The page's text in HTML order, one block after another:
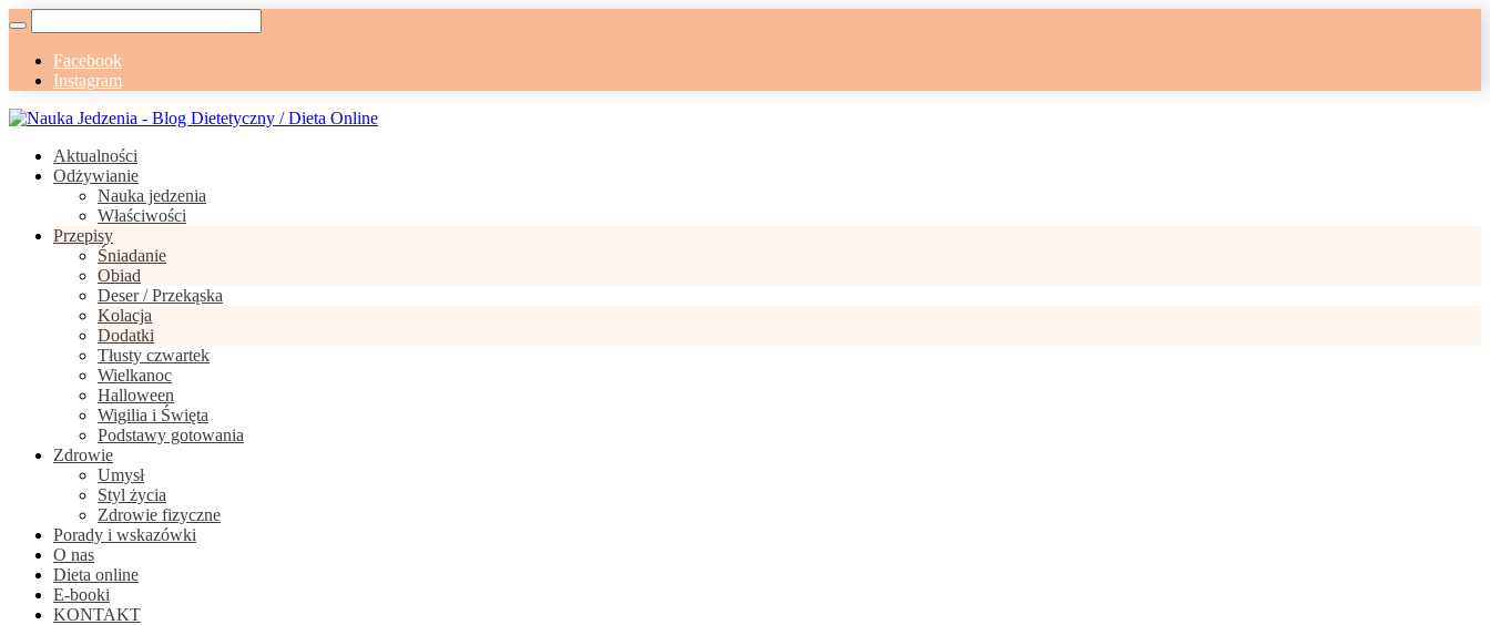
Facebook
Instagram
Aktualności
Odżywianie
Nauka jedzenia
Właściwości
Przepisy
Śniadanie
Obiad
Deser / Przekąska
Kolacja
Dodatki
Tłusty czwartek
Wielkanoc
Halloween
Wigilia i Święta
Podstawy gotowania
Zdrowie
Umysł
Styl życia
Zdrowie fizyczne
Porady i wskazówki
O nas
Dieta online
E-booki
KONTAKT